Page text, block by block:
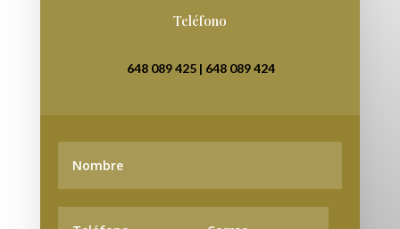
Teléfono
648 089 425 | 648 089 424